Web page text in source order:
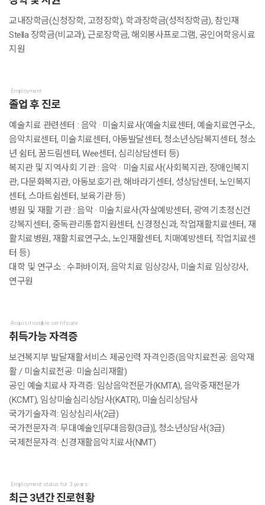
교내장학금(신청장학, 고정장학), 학과장학금(성적장학금), 참인재
Stella 장학금(비교과), 근로장학금, 해외봉사프로그램, 공인어학응시료
지원
Employment
졸업 후 진로
예술치료 관련센터 : 음악 · 미술치료사(예술치료센터, 예술치료연구소,
음악치료센터, 미술치료센터, 아동발달센터, 청소년상담복지센터, 청소
년 쉼터, 꿈드림센터, Wee센터, 심리상담센터 등)
복지관 및 지역사회 기관 : 음악 · 미술치료사(사회복지관, 장애인복지
관, 다문화복지관, 아동보호기관, 해바라기센터, 성상담센터, 노인복지
센터, 스마트쉼센터, 보육기관 등)
병원 및 재활 기관 : 음악 · 미술치료사(자살예방센터, 광역·기초정신건
강복지센터, 중독관리통합지원센터, 신경정신과, 작업재활치료센터, 재
활치료병원, 재활치료연구소, 노인재활센터, 치매예방센터, 작업치료센
터 등)
대학 및 연구소 : 수퍼바이저, 음악치료 임상강사, 미술치료 임상강사,
연구원
Acquisitionable certificate
취득가능 자격증
보건복지부 발달재활서비스 제공인력 자격인증(음악치료전공: 음악재
활 / 미술치료전공: 미술심리재활)
공인 예술치료사 자격증: 임상음악전문가(KMTA), 음악중재전문가
(KCMT), 임상미술심리상담사(KATR), 미술심리상담사
국가기술자격: 임상심리사(2급)
국가전문자격: 무대예술인[무대음향(3급)], 청소년상담사(3급)
국제전문자격: 신경재활음악치료사(NMT)
Employment status for 3 years
최근 3년간 진로현황